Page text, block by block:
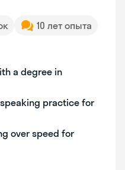
10 лет опыта
a degree in
practice for
over speed for